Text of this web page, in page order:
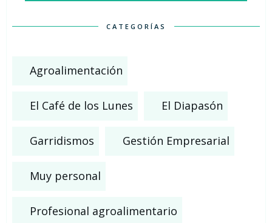
CATEGORÍAS
Agroalimentación
El Café de los Lunes El Diapasón
Garridismos Gestión Empresarial
Muy personal
Profesional agroalimentario